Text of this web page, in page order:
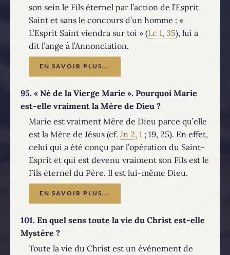
son sein le Fils éternel par l’action de l’Esprit
Saint et sans le concours d’un homme : «
L’Esprit Saint viendra sur toi » (Lc 1, 35), lui a
dit l’ange à l’Annonciation.
EN SAVOIR PLUS...
95. « Né de la Vierge Marie ». Pourquoi Marie
est-elle vraiment la Mère de Dieu ?
Marie est vraiment Mère de Dieu parce qu’elle
est la Mère de Jésus (cf. Jn 2, 1 ; 19, 25). En effet,
celui qui a été conçu par l’opération du Saint-
Esprit et qui est devenu vraiment son Fils est le
Fils éternel du Père. Il est lui-même Dieu.
EN SAVOIR PLUS...
101. En quel sens toute la vie du Christ est-elle
Mystère ?
Toute la vie du Christ est un événement de